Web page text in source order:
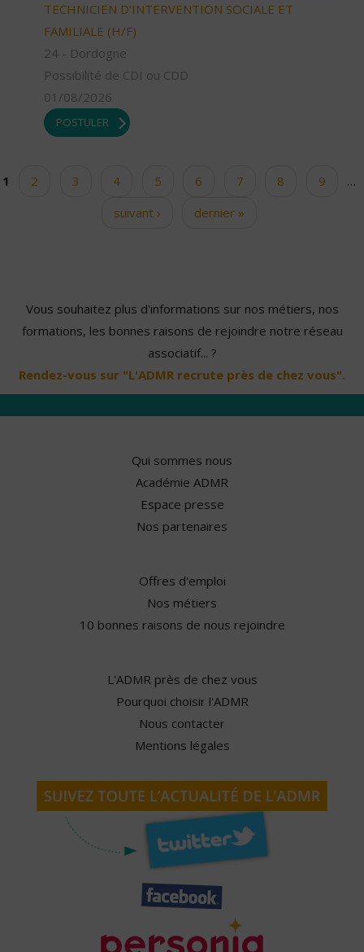
TECHNICIEN D’INTERVENTION SOCIALE ET
FAMILIALE (H/F)
24 - Dordogne
Possibilité de CDI ou CDD
01/08/2026
POSTULER
Pages
1 2 3 4 5 6 7 8 9
…
suivant ›
dernier »
Vous souhaitez plus d'informations sur nos métiers, nos
formations, les bonnes raisons de rejoindre notre réseau
associatif... ?
Rendez-vous sur "L'ADMR recrute près de chez vous".
Qui sommes nous
Académie ADMR
Espace presse
Nos partenaires
Offres d'emploi
Nos métiers
10 bonnes raisons de nous rejoindre
L'ADMR près de chez vous
Pourquoi choisir l'ADMR
Nous contacter
Mentions légales